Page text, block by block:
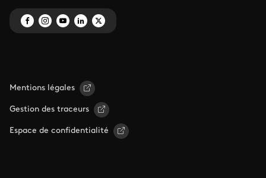
Mentions légales
Gestion des traceurs
Espace de confidentialité